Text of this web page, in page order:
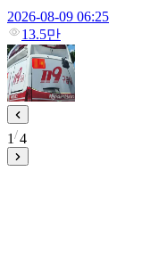
2026-08-09 06:25
13.5만
1 4